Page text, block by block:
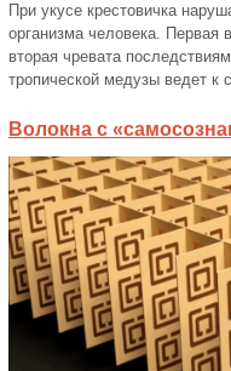
При укусе крестовичка
организма человека. Первая
вторая чревата
тропической медузы ведет к
Волокна с